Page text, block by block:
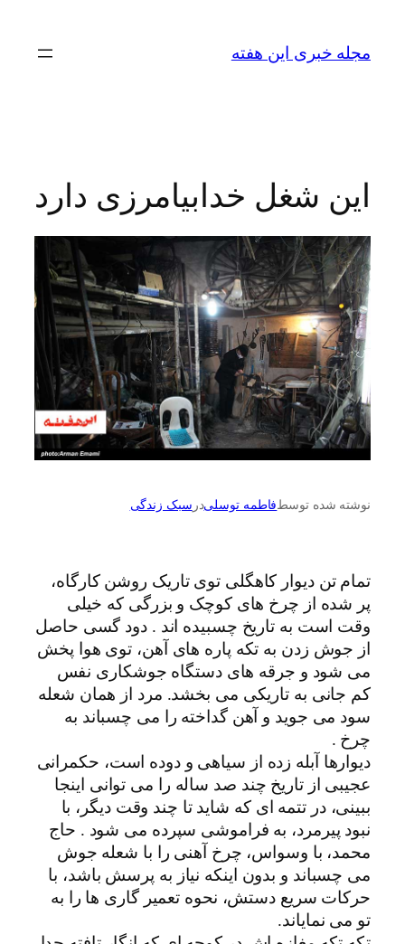
محتوا
مجله خبری این هفته
این شغل خدابیامرزی دارد
نوشته شده توسطفاطمه توسلیدر سبک زندگی
تمام تن دیوار کاهگلی توی تاریک روشن کارگاه،
پر شده از چرخ های کوچک و بزرگی که خیلی
وقت است به تاریخ چسبیده اند . دود گسی حاصل
از جوش زدن به تکه پاره های آهن، توی هوا پخش
می شود و جرقه های دستگاه جوشکاری نفس
کم جانی به تاریکی می بخشد. مرد از همان شعله
سود می جوید و آهن گداخته را می چسباند به
چرخ .
دیوارها آبله زده از سیاهی و دوده است، حکمرانی
عجیبی از تاریخ چند صد ساله را می توانی اینجا
ببینی، در تتمه ای که شاید تا چند وقت دیگر، با
نبود پیرمرد، به فراموشی سپرده می شود . حاج
محمد، با وسواس، چرخ آهنی را با شعله جوش
می چسباند و بدون اینکه نیاز به پرسش باشد، با
حرکات سریع دستش، نحوه تعمیر گاری ها را به
تو می نمایاند.